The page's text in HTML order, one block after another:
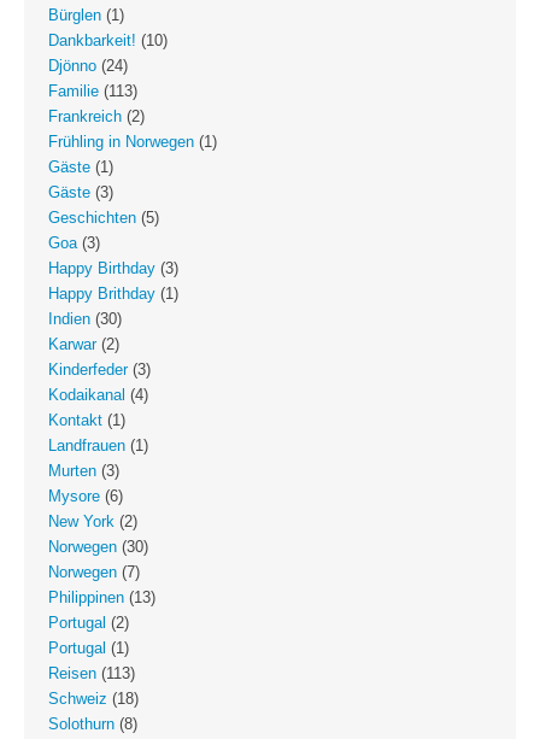
Bürglen (1)
Dankbarkeit! (10)
Djönno (24)
Familie (113)
Frankreich (2)
Frühling in Norwegen (1)
Gäste (1)
Gäste (3)
Geschichten (5)
Goa (3)
Happy Birthday (3)
Happy Brithday (1)
Indien (30)
Karwar(2)
Kinderfeder(3)
Kodaikanal (4)
Kontakt (1)
Landfrauen (1)
Murten (3)
Mysore (6)
New York (2)
Norwegen (30)
Norwegen (7)
Philippinen (13)
Portugal (2)
Portugal (1)
Reisen (113)
Schweiz (18)
Solothurn (8)